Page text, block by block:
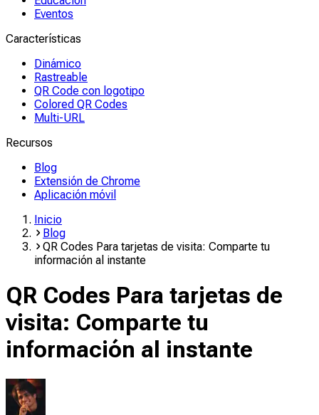
Eventos
Características
Dinámico
Rastreable
QR Code con logotipo
Colored QR Codes
Multi-URL
Recursos
Blog
Extensión de Chrome
Aplicación móvil
Inicio
Blog
QR Codes Para tarjetas de visita: Comparte tu
información al instante
QR Codes Para tarjetas de
visita: Comparte tu
información al instante